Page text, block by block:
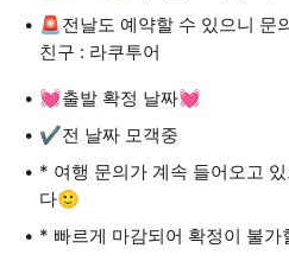
🚨전날도 예약할 수 있으니 문
친구 : 라쿠투어
💓출발 확정 날짜💓
✔전 날짜 모객중
* 여행 문의가 계속 들어오고
다🙂
* 빠르게 마감되어 확정이 불